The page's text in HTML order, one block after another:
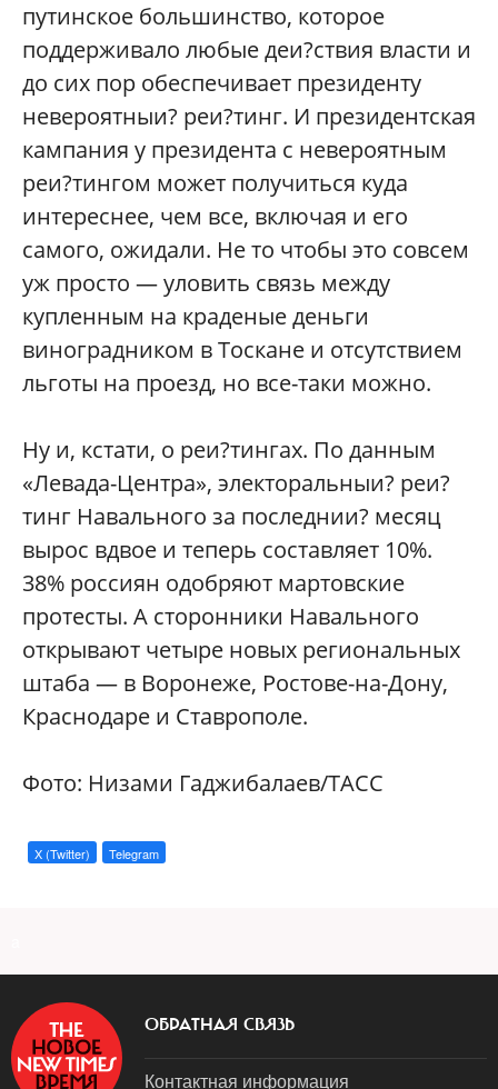
путинское большинство, которое
поддерживало любые деи?ствия власти и
до сих пор обеспечивает президенту
невероятныи? реи?тинг. И президентская
кампания у президента с невероятным
реи?тингом может получиться куда
интереснее, чем все, включая и его
самого, ожидали. Не то чтобы это совсем
уж просто — уловить связь между
купленным на краденые деньги
виноградником в Тоскане и отсутствием
льготы на проезд, но все-таки можно.
Ну и, кстати, о реи?тингах. По данным
«Левада-Центра», электоральныи? реи?
тинг Навального за последнии? месяц
вырос вдвое и теперь составляет 10%.
38% россиян одобряют мартовские
протесты. А сторонники Навального
открывают четыре новых региональных
штаба — в Воронеже, Ростове-на-Дону,
Краснодаре и Ставрополе.
Фото: Низами Гаджибалаев/ТАСС
X (Twitter) Telegram
ОБРАТНАЯ СВЯЗЬ
Контактная информация